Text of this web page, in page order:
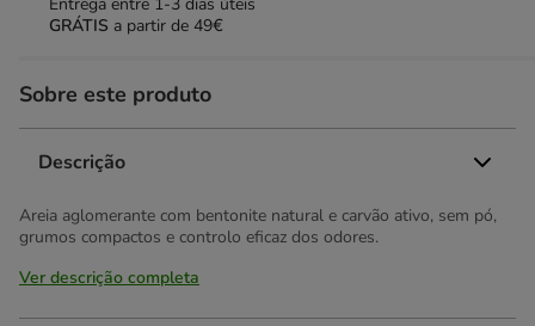
GRÁTIS a partir de 49€
Sobre este produto
Descrição
Areia aglomerante com bentonite natural e carvão ativo, sem pó,
grumos compactos e controlo eficaz dos odores.
Ver descrição completa